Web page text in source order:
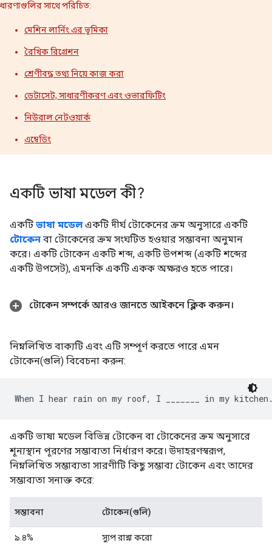
ধারণাগুলির সাথে পরিচিত:
মেশিন লার্নিং এর ভূমিকা
রৈখিক রিগ্রেশন
শ্রেণীবদ্ধ তথ্য নিয়ে কাজ করা
ডেটাসেট, সাধারণীকরণ এবং ওভারফিটিং
নিউরাল নেটওয়ার্ক
এম্বেডিং
একটি ভাষা মডেল কী?
একটি ভাষা মডেল একটি দীর্ঘ টোকেনের ক্রম অনুসারে একটি
টোকেন বা টোকেনের ক্রম সংঘটিত হওয়ার সম্ভাবনা অনুমান
করে। একটি টোকেন একটি শব্দ, একটি উপশব্দ (একটি শব্দের
একটি উপসেট), এমনকি একটি একক অক্ষরও হতে পারে।
টোকেন সম্পর্কে আরও জানতে আইকনে ক্লিক করুন।
নিম্নলিখিত বাক্যটি এবং এটি সম্পূর্ণ করতে পারে এমন
টোকেন(গুলি) বিবেচনা করুন:
একটি ভাষা মডেল বিভিন্ন টোকেন বা টোকেনের ক্রম অনুসারে
শূন্যস্থান পূরণের সম্ভাব্যতা নির্ধারণ করে। উদাহরণস্বরূপ,
নিম্নলিখিত সম্ভাব্যতা সারণীটি কিছু সম্ভাব্য টোকেন এবং তাদের
সম্ভাব্যতা সনাক্ত করে:
সম্ভাবনা টোকেন(গুলি)
৯.৪% স্যুপ রান্না করো